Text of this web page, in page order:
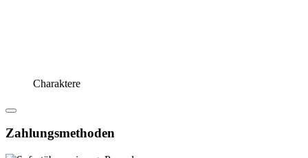
Charaktere
Zahlungsmethoden